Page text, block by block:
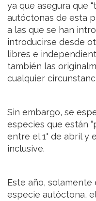
ya que asegura que
autóctonas de esta
a las que se han
introducirse desde
libres e
también las
cualquier
Sin embargo, se
especies que están
entre el 1° de abril y
inclusive.
Este año,
especie autóctona,